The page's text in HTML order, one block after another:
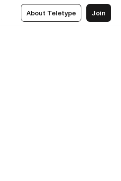
About Teletype Join